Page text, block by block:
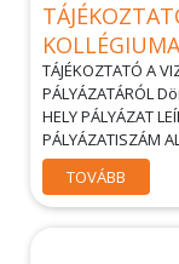
TÁJÉKOZTATÓ A
PÁLYÁZATÁRÓL
HELY PÁLYÁZAT
PÁLYÁZATISZÁM
TOVÁBB